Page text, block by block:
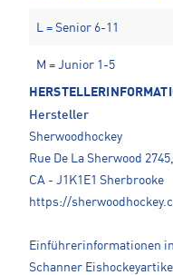
L = Senior 6-11
M = Junior 1-5
Hersteller
Sherwoodhockey
Rue De La Sherwood
CA - J1K1E1 Sherbrooke
https://
Einführerinformationen
Schanner